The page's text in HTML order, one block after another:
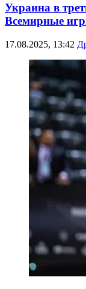
Украина в
Всемирные
17.08.2025, 13:42